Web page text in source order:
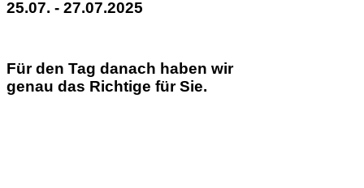
25.07. - 27.07.2025
Für den Tag danach haben wir
genau das Richtige für Sie.